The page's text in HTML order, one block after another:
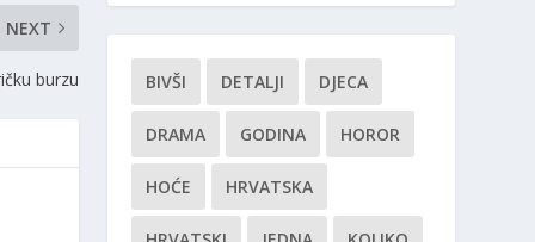
NEXT
burzu BIVŠI DETALJI DJECA
DRAMA GODINA HOROR
HOĆE HRVATSKA